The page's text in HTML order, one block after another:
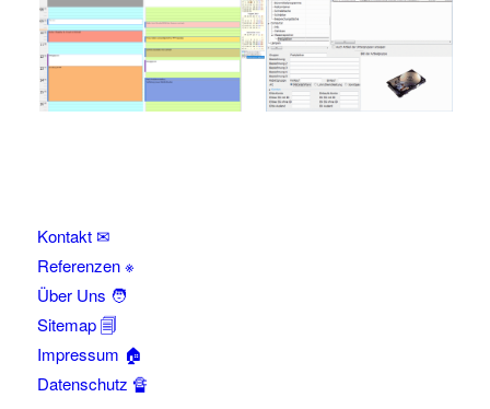
Kontakt ✉
Referenzen ※
Über Uns 🧑
Sitemap 🗐
Impressum 🏠
Datenschutz 🔏